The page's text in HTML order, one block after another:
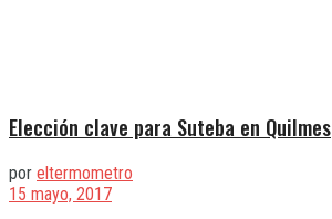
Elección clave para Suteba en Quilmes
por eltermometro
15 mayo, 2017